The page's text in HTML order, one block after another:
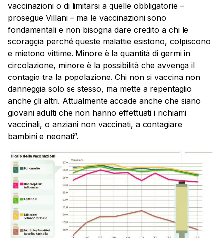
vaccinazioni o di limitarsi a quelle obbligatorie –
prosegue Villani – ma le vaccinazioni sono
fondamentali e non bisogna dare credito a chi le
scoraggia perché queste malattie esistono, colpiscono
e mietono vittime. Minore è la quantità di germi in
circolazione, minore è la possibilità che avvenga il
contagio tra la popolazione. Chi non si vaccina non
danneggia solo se stesso, ma mette a repentaglio
anche gli altri. Attualmente accade anche che siano
giovani adulti che non hanno effettuati i richiami
vaccinali, o anziani non vaccinati, a contagiare
bambini e neonati”.